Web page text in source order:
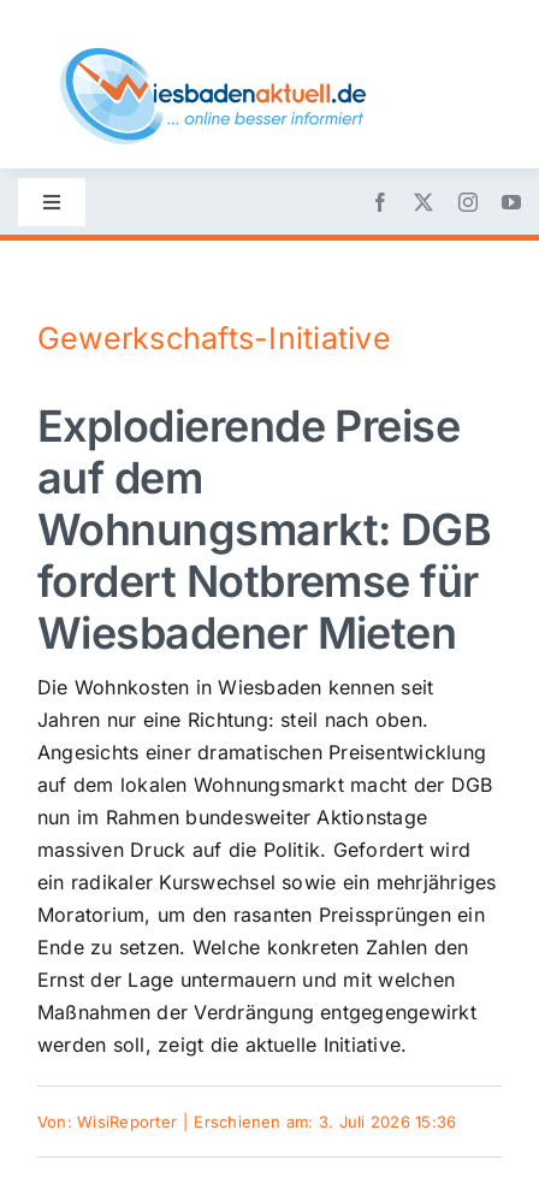
content
Toggle
Navigation
Nachrichten
Politik
Wirtschaft
Sport
Panorama
Mein Stadtteil
Verkehrsmeldungen
Polizeimeldungen
Themen und Termine
Gewerkschafts-Initiative
Explodierende Preise
auf dem
Wohnungsmarkt: DGB
fordert Notbremse für
Wiesbadener Mieten
Die Wohnkosten in Wiesbaden kennen seit
Jahren nur eine Richtung: steil nach oben.
Angesichts einer dramatischen Preisentwicklung
auf dem lokalen Wohnungsmarkt macht der DGB
nun im Rahmen bundesweiter Aktionstage
massiven Druck auf die Politik. Gefordert wird
ein radikaler Kurswechsel sowie ein mehrjähriges
Moratorium, um den rasanten Preissprüngen ein
Ende zu setzen. Welche konkreten Zahlen den
Ernst der Lage untermauern und mit welchen
Maßnahmen der Verdrängung entgegengewirkt
werden soll, zeigt die aktuelle Initiative.
Von:WisiReporter Erschienen am: 3. Juli 2026 15:36